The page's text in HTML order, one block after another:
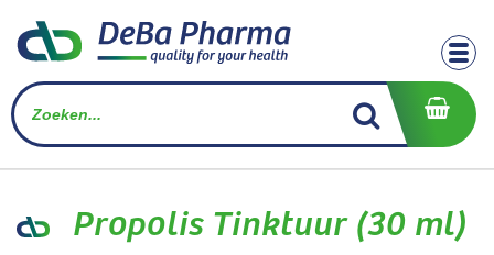
Propolis Tinktuur (30 ml)